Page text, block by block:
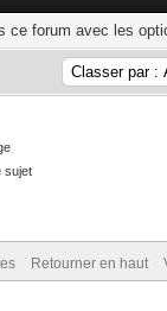
ce forum avec les
sujet
Retourner en haut